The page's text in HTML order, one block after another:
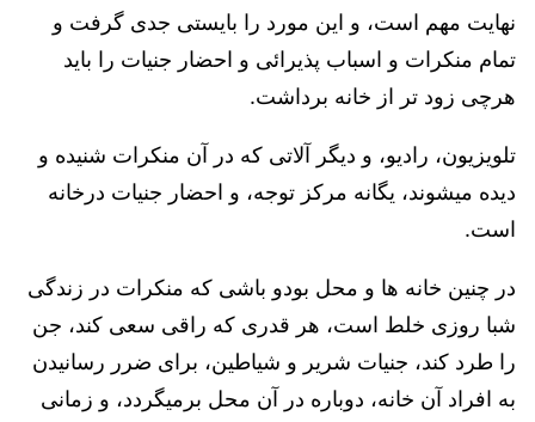
نهایت مهم است، و این مورد را بایستی جدی گرفت و
تمام منکرات و اسباب پذیرائی و احضار جنیات را باید
هرچی زود تر از خانه برداشت.
تلویزیون، رادیو، و دیگر آلاتی که در آن منکرات شنیده و
دیده میشوند، یگانه مرکز توجه، و احضار جنیات درخانه
است.
در چنین خانه ها و محل بودو باشی که منکرات در زندگی
شبا روزی خلط است، هر قدری که راقی سعی کند، جن
را طرد کند، جنیات شریر و شیاطین، برای ضرر رسانیدن
به افراد آن خانه، دوباره در آن محل برمیگردد، و زمانی